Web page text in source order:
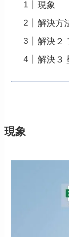
現象
解決方
解決２
解決３
現象